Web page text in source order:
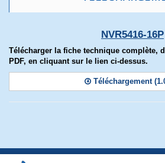
NVR5416-16P
Télécharger la fiche technique complète,
PDF, en cliquant sur le lien ci-dessus.
Téléchargement